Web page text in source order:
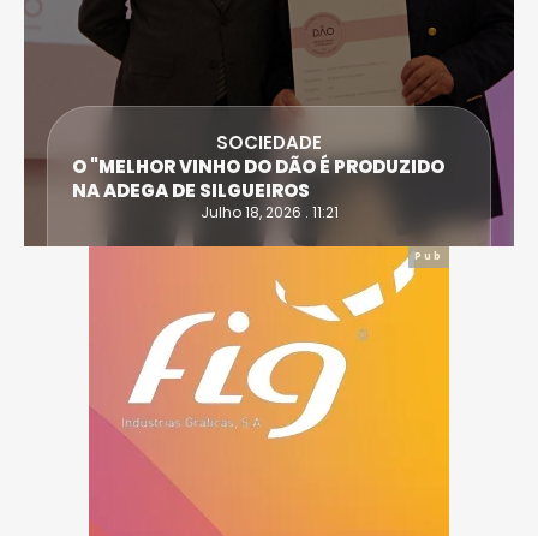
SOCIEDADE
O "MELHOR VINHO DO DÃO É PRODUZIDO
NA ADEGA DE SILGUEIROS
Julho 18, 2026 . 11:21
Pub